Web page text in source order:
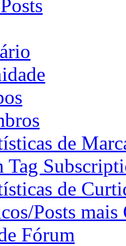
de
Tag
de
Posts mais
Fórum